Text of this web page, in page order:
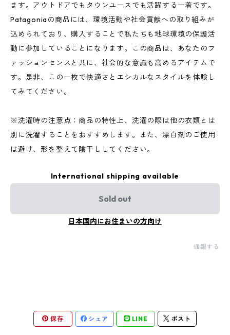
ます。アウトドアでもタウンユースでも活躍する一着です。
Patagoniaの商品には、環境活動や社会貢献への取り組みが
込められており、購入することで私たちも地球環境の保護活
動に参加していることになります。この商品は、あなたのフ
ァッションセンスと共に、社会的な意識も高めるアイテムで
す。是非、この一枚で快適さとエシカルなスタイルを体験し
てみてください。
※洗濯時の注意点：商品の特性上、洗濯の際は他の衣類とは
別に洗濯することをおすすめします。また、漂白剤のご使用
は避け、形を整えて陰干ししてください。
International shipping available
Sold out
日本国内にお住まいの方向け
通報する
保存 シェア LINE ポスト